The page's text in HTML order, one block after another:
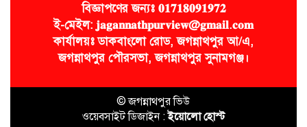
বিজ্ঞাপণের জন্যঃ 𝟎𝟏𝟕𝟏𝟖𝟎𝟗𝟏𝟗𝟕𝟐
ই-মেইল: 𝐣𝐚𝐠𝐚𝐧𝐧𝐚𝐭𝐡𝐩𝐮𝐫𝐯𝐢𝐞𝐰@𝐠𝐦𝐚𝐢𝐥.𝐜𝐨𝐦
কার্যালয়ঃ ডাকবাংলো রোড, জগন্নাথপুর আ/এ,
জগন্নাথপুর পৌরসভা, জগন্নাথপুর সুনামগঞ্জ।
© জগন্নাথপুর ভিউ
ওয়েবসাইট ডিজাইন :ইয়োলো হোস্ট